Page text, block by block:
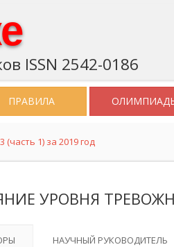
ISSN 2542-0186
ПРАВИЛА
1) за 2019 год
УРОВНЯ
НАУЧНЫЙ РУКОВОДИТЕЛЬ